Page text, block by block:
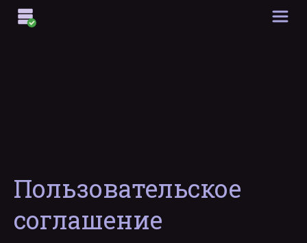
Пользовательское
соглашение